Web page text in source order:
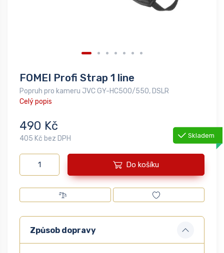
FOMEI Profi Strap 1 line
Popruh pro kameru JVC GY-HC500/550, DSLR
Celý popis
490 Kč
405 Kč bez DPH Skladem
Do košíku
Způsob dopravy